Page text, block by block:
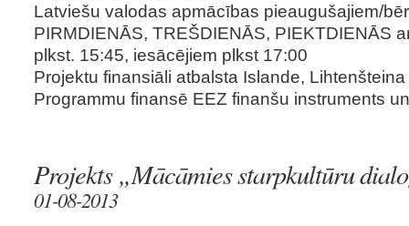
Latviešu valodas apmācības pieaugušajiem/
PIRMDIENĀS, TREŠDIENĀS, PIEKTDIENĀS
plkst. 15:45, iesācējiem plkst 17:00
Projektu finansiāli atbalsta Islande,
Programmu finansē EEZ finanšu instruments
Projekts „Mācāmies starpkultūru
01-08-2013